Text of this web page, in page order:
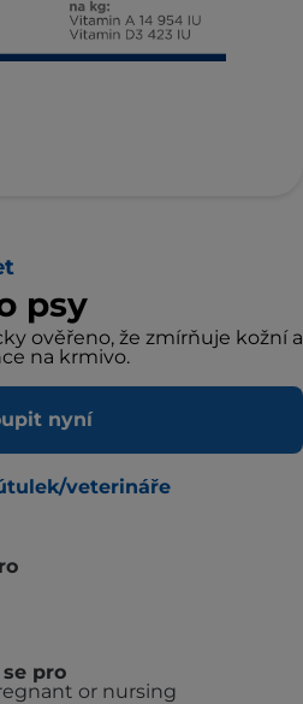
psy
ověřeno, že zmírňuje kožní a
na krmivo.
nyní
veterináře
pro
or nursing